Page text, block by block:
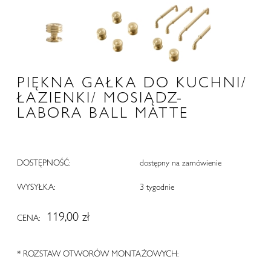
PIĘKNA GAŁKA DO KUCHNI/
ŁAZIENKI/ MOSIĄDZ-
LABORA BALL MATTE
DOSTĘPNOŚĆ: dostępny na zamówienie
WYSYŁKA: 3 tygodnie
CENA: 119,00 zł
* ROZSTAW OTWORÓW MONTAŻOWYCH: